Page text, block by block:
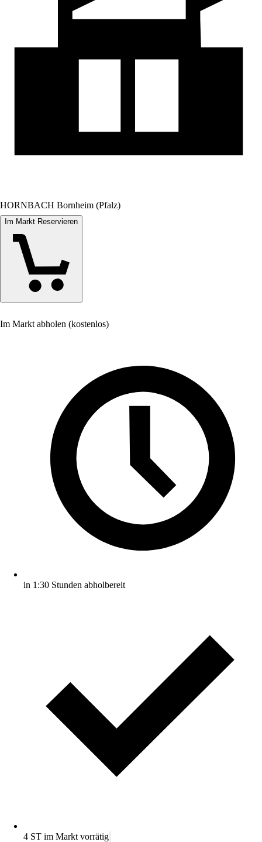
HORNBACH Bornheim (Pfalz)
Im Markt Reservieren
Im Markt abholen (kostenlos)
in 1:30 Stunden abholbereit
4 ST im Markt vorrätig